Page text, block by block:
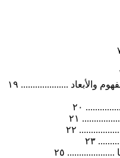
.................... ١٩
٢٠
٢١
٢٢
٢٥